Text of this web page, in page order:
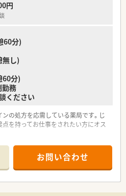
円
60分)
無し)
60分)
務
ください
の処方を応需している薬局です。じ
を持ってお仕事をされたい方にオス
ご都合に合わせてご相談ください。
験を考慮し、ご希望の条件に近づくよ
がしっかり交渉いたします。
猪苗代駅からも徒歩圏内のアクセスで
お問い合わせ